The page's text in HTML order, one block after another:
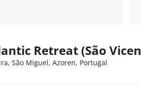
Retreat (São
São Miguel, Azoren, Portugal